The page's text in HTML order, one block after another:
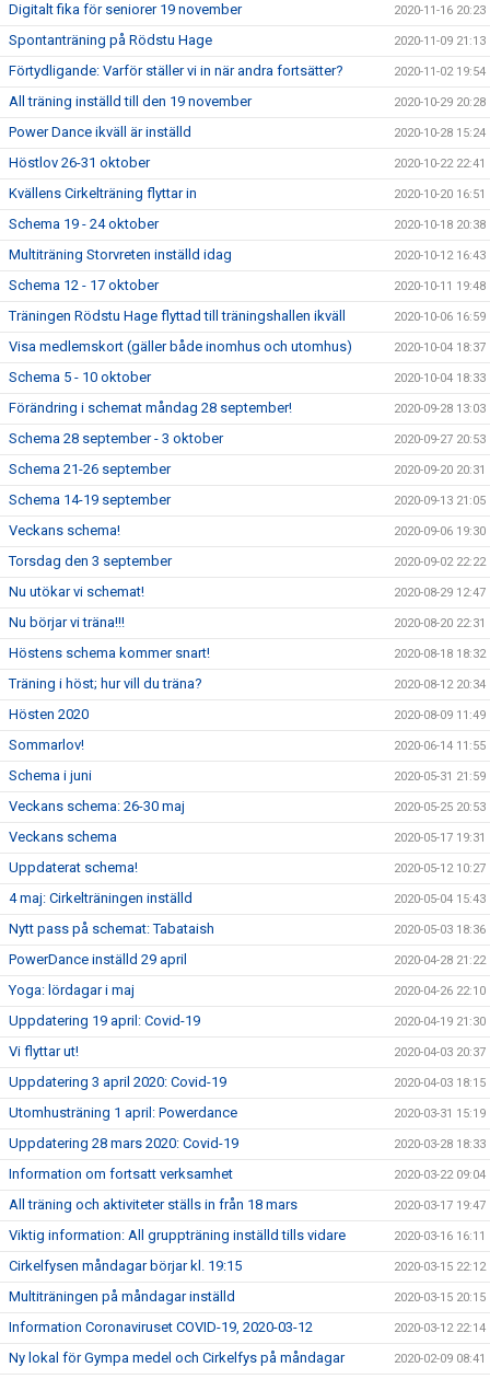
Digitalt fika för seniorer 19 november 2020-11-16 20:23
Spontanträning på Rödstu Hage 2020-11-09 21:13
Förtydligande: Varför ställer vi in när andra fortsätter? 2020-11-02 19:54
All träning inställd till den 19 november 2020-10-29 20:28
Power Dance ikväll är inställd 2020-10-28 15:24
Höstlov 26-31 oktober 2020-10-22 22:41
Kvällens Cirkelträning flyttar in 2020-10-20 16:51
Schema 19 - 24 oktober 2020-10-18 20:38
Multiträning Storvreten inställd idag 2020-10-12 16:43
Schema 12 - 17 oktober 2020-10-11 19:48
Träningen Rödstu Hage flyttad till träningshallen ikväll 2020-10-06 16:59
Visa medlemskort (gäller både inomhus och utomhus) 2020-10-04 18:37
Schema 5 - 10 oktober 2020-10-04 18:33
Förändring i schemat måndag 28 september! 2020-09-28 13:03
Schema 28 september - 3 oktober 2020-09-27 20:53
Schema 21-26 september 2020-09-20 20:31
Schema 14-19 september 2020-09-13 21:05
Veckans schema! 2020-09-06 19:30
Torsdag den 3 september 2020-09-02 22:22
Nu utökar vi schemat! 2020-08-29 12:47
Nu börjar vi träna!!! 2020-08-20 22:31
Höstens schema kommer snart! 2020-08-18 18:32
Träning i höst; hur vill du träna? 2020-08-12 20:34
Hösten 2020 2020-08-09 11:49
Sommarlov! 2020-06-14 11:55
Schema i juni 2020-05-31 21:59
Veckans schema: 26-30 maj 2020-05-25 20:53
Veckans schema 2020-05-17 19:31
Uppdaterat schema! 2020-05-12 10:27
4 maj: Cirkelträningen inställd 2020-05-04 15:43
Nytt pass på schemat: Tabataish 2020-05-03 18:36
PowerDance inställd 29 april 2020-04-28 21:22
Yoga: lördagar i maj 2020-04-26 22:10
Uppdatering 19 april: Covid-19 2020-04-19 21:30
Vi flyttar ut! 2020-04-03 20:37
Uppdatering 3 april 2020: Covid-19 2020-04-03 18:15
Utomhusträning 1 april: Powerdance 2020-03-31 15:19
Uppdatering 28 mars 2020: Covid-19 2020-03-28 18:33
Information om fortsatt verksamhet 2020-03-22 09:04
All träning och aktiviteter ställs in från 18 mars 2020-03-17 19:47
Viktig information: All gruppträning inställd tills vidare 2020-03-16 16:11
Cirkelfysen måndagar börjar kl. 19:15 2020-03-15 22:12
Multiträningen på måndagar inställd 2020-03-15 20:15
Information Coronaviruset COVID-19, 2020-03-12 2020-03-12 22:14
Ny lokal för Gympa medel och Cirkelfys på måndagar 2020-02-09 08:41